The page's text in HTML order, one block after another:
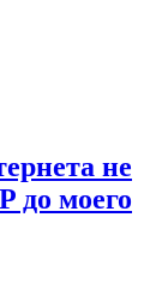
не
до моего